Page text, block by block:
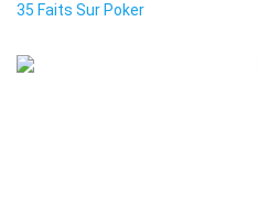
35 Faits Sur Poker